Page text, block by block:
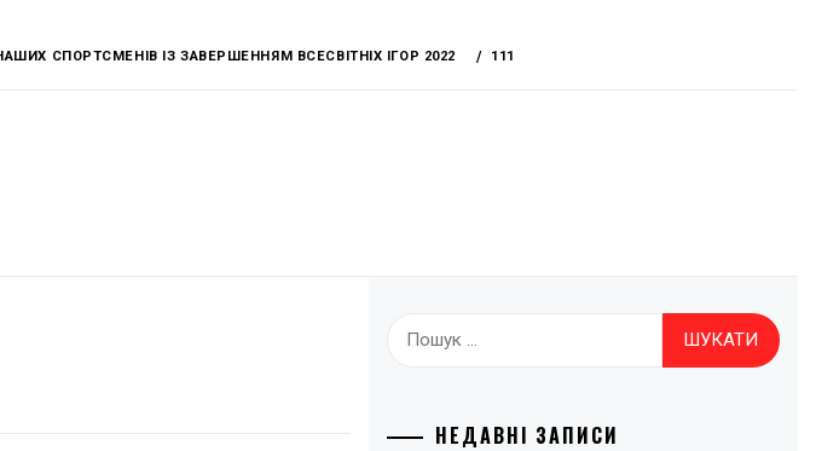
СПОРТСМЕНІВ ІЗ ЗАВЕРШЕННЯМ ВСЕСВІТНІХ ІГОР 2022 111
НЕДАВНІ ЗАПИСИ